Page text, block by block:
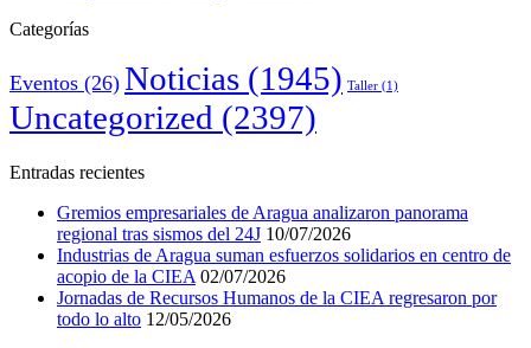
Categorías
Eventos (26) Noticias (1945) Taller (1)
Uncategorized (2397)
Entradas recientes
Gremios empresariales de Aragua analizaron panorama
regional tras sismos del 24J 10/07/2026
Industrias de Aragua suman esfuerzos solidarios en centro de
acopio de la CIEA 02/07/2026
Jornadas de Recursos Humanos de la CIEA regresaron por
todo lo alto 12/05/2026